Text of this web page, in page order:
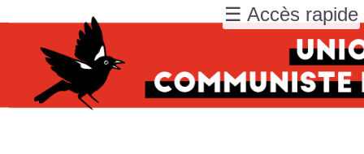
☰ Accès rapide